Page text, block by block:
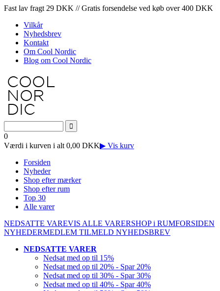
Fast lav fragt 29 DKK // Gratis forsendelse ved køb over 400 DKK
Vilkår
Nyhedsbrev
Kontakt
Om Cool Nordic
Blog om Cool Nordic
0
Værdi i kurven i alt 0,00 DKK▶ Vis kurv
Forsiden
Nyheder
Shop efter mærker
Shop efter rum
Top 30
Alle varer
NEDSATTE VAREVIS ALLE VARERSHOP i RUMFORSIDEN
NYHEDERMEDLEM TILMELD NYHEDSBREV
NEDSATTE VARER
Nedsat med op til 15%
Nedsat med op til 20% - Spar 20%
Nedsat med op til 30% - Spar 30%
Nedsat med op til 40% - Spar 40%